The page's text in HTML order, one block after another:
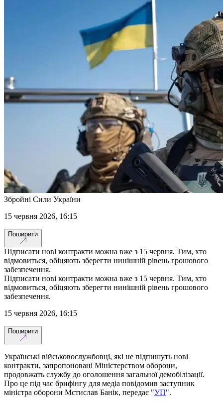
Збройні Сили України
15 червня 2026, 16:15
Поширити
Підписати нові контракти можна вже з 15 червня. Тим, хто
відмовиться, обіцяють зберегти нинішній рівень грошового
забезпечення.
Підписати нові контракти можна вже з 15 червня. Тим, хто
відмовиться, обіцяють зберегти нинішній рівень грошового
забезпечення.
15 червня 2026, 16:15
Поширити
Українські військовослужбовці, які не підпишуть нові
контракти, запропоновані Міністерством оборони,
продовжать службу до оголошення загальної демобілізації.
Про це під час брифінгу для медіа повідомив заступник
міністра оборони Мстислав Банік, передає "УП".